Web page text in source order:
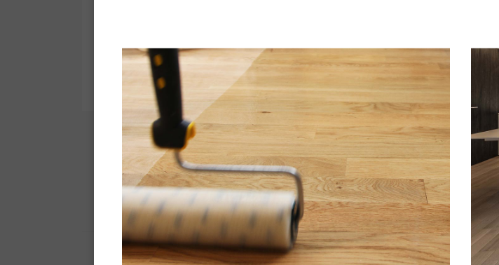
Peinture Sol Couleur
Peinture polyuréthane
monocomposant pour sols
Fiche technique -Pdf
Peinture Sport® Thixo Tracés
Peinture polyuréthane 2
composants spécialement formulée
pour les tracés de jeux des sols
sportifs.
Fiche technique -Pdf